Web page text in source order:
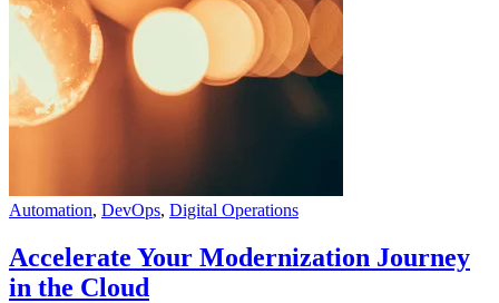
Automation, DevOps, Digital Operations
Accelerate Your Modernization Journey
in the Cloud